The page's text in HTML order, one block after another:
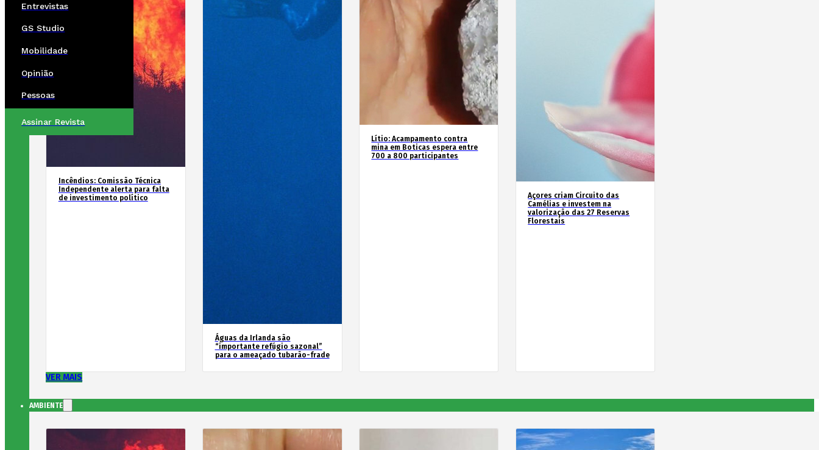
Entrevistas
GS Studio
Mobilidade
Opinião
Pessoas
Assinar Revista
Incêndios: Comissão Técnica
Independente alerta para falta
de investimento político
Águas da Irlanda são
“importante refúgio sazonal”
para o ameaçado tubarão-frade
Lítio: Acampamento contra
mina em Boticas espera entre
700 a 800 participantes
Açores criam Circuito das
Camélias e investem na
valorização das 27 Reservas
Florestais
VER MAIS
AMBIENTE